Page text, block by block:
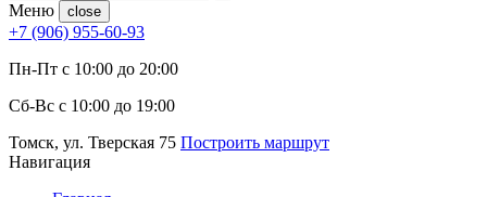
Меню close
+7 (906) 955-60-93
Пн-Пт с 10:00 до 20:00
Сб-Вс с 10:00 до 19:00
Томск, ул. Тверская 75 Построить маршрут
Навигация